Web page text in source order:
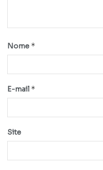
Nome *
E-mail *
Site